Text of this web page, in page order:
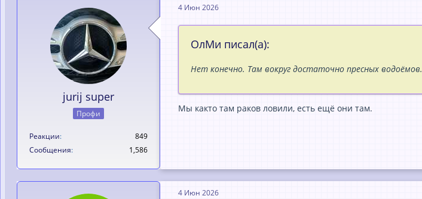
jurij super
Профи
Реакции
849
Сообщения
1,586
4 Июн 2026
ОлМи писал(а):
Нет конечно. Там вокруг достаточно пресных водоёмов.
Мы както там раков ловили, есть ещё они там.
4 Июн 2026